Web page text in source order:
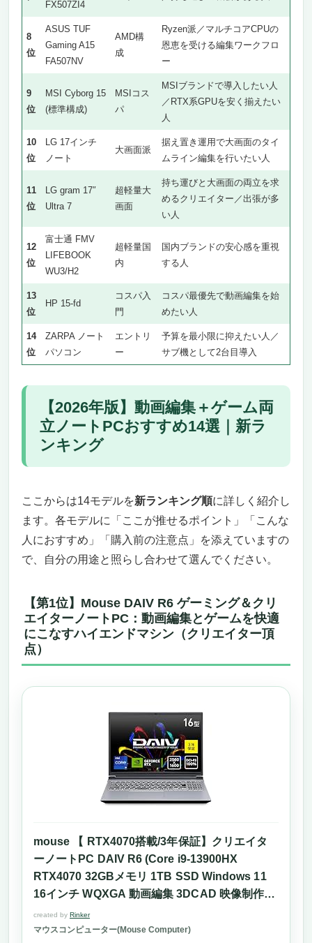
FX507ZI4
8
位
ASUS TUF
Gaming A15
FA507NV
AMD構
成
Ryzen派／マルチコアCPUの
恩恵を受ける編集ワークフロ
ー
9
位
MSI Cyborg 15
(標準構成)
MSIコス
パ
MSIブランドで導入したい人
／RTX系GPUを安く揃えたい
人
10
位
LG 17インチ
ノート
大画面派
据え置き運用で大画面のタイ
ムライン編集を行いたい人
11
位
LG gram 17″
Ultra 7
超軽量大
画面
持ち運びと大画面の両立を求
めるクリエイター／出張が多
い人
12
位
富士通 FMV
LIFEBOOK
WU3/H2
超軽量国
内
国内ブランドの安心感を重視
する人
13
位
HP 15-fd
コスパ入
門
コスパ最優先で動画編集を始
めたい人
14
位
ZARPA ノート
パソコン
エントリ
ー
予算を最小限に抑えたい人／
サブ機として2台目導入
【2026年版】動画編集＋ゲーム両
立ノートPCおすすめ14選｜新ラ
ンキング
ここからは14モデルを新ランキング順に詳しく紹介し
ます。各モデルに「ここが推せるポイント」「こんな
人におすすめ」「購入前の注意点」を添えていますの
で、自分の用途と照らし合わせて選んでください。
【第1位】Mouse DAIV R6 ゲーミング＆クリ
エイターノートPC：動画編集とゲームを快適
にこなすハイエンドマシン（クリエイター頂
点）
mouse 【 RTX4070搭載/3年保証】クリエイタ
ーノートPC DAIV R6 (Core i9-13900HX
RTX4070 32GBメモリ 1TB SSD Windows 11
16インチ WQXGA 動画編集 3DCAD 映像制作)
R6I9G70SR3SJW1AZ
created by Rinker
マウスコンピューター(Mouse Computer)